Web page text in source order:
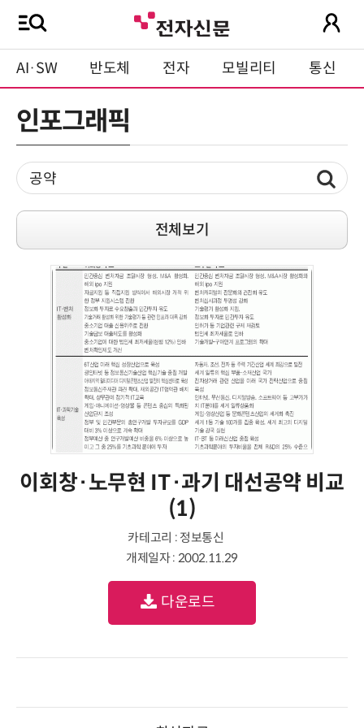
AI·SW 반도체 전자 모빌리티 통신
인포그래픽
전체보기
이회창·노무현 IT·과기 대선공약 비교
(1)
카테고리 : 정보통신
개제일자 : 2002.11.29
다운로드